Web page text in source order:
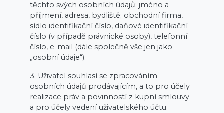
těchto svých osobních údajů; jméno a
příjmení, adresa, bydliště; obchodní firma,
sídlo identifikační číslo, daňové identifikační
číslo (v případě právnické osoby), telefonní
číslo, e-mail (dále společně vše jen jako
„osobní údaje“).
3. Uživatel souhlasí se zpracováním
osobních údajů prodávajícím, a to pro účely
realizace práv a povinností z kupní smlouvy
a pro účely vedení uživatelského účtu.